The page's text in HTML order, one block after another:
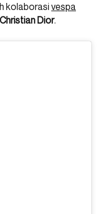
kolaborasi vespa
Dior.